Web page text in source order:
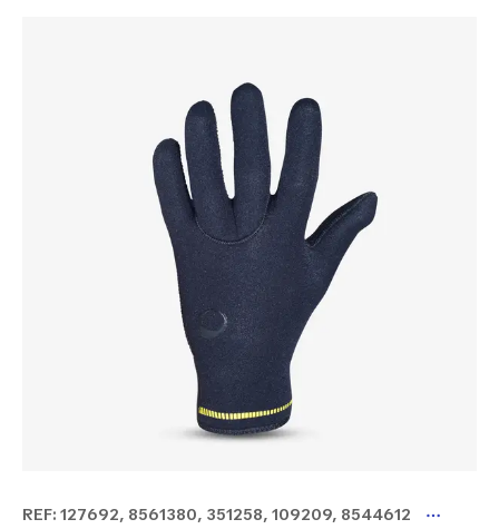
REF: 127692, 8561380, 351258, 109209, 8544612